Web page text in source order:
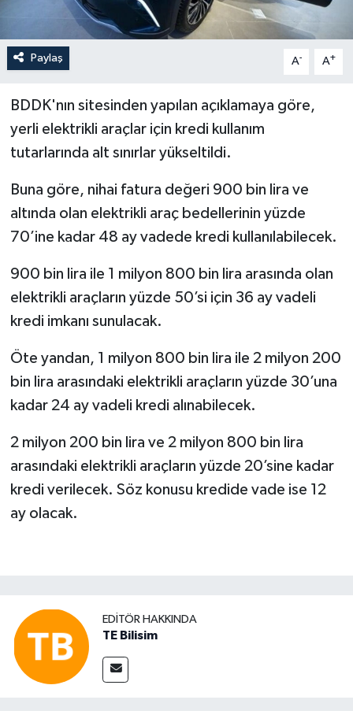
Paylaş A- A+
BDDK'nın sitesinden yapılan açıklamaya göre,
yerli elektrikli araçlar için kredi kullanım
tutarlarında alt sınırlar yükseltildi.
Buna göre, nihai fatura değeri 900 bin lira ve
altında olan elektrikli araç bedellerinin yüzde
70’ine kadar 48 ay vadede kredi kullanılabilecek.
900 bin lira ile 1 milyon 800 bin lira arasında olan
elektrikli araçların yüzde 50’si için 36 ay vadeli
kredi imkanı sunulacak.
Öte yandan, 1 milyon 800 bin lira ile 2 milyon 200
bin lira arasındaki elektrikli araçların yüzde 30’una
kadar 24 ay vadeli kredi alınabilecek.
2 milyon 200 bin lira ve 2 milyon 800 bin lira
arasındaki elektrikli araçların yüzde 20’sine kadar
kredi verilecek. Söz konusu kredide vade ise 12
ay olacak.
EDITÖR HAKKINDA
TE Bilisim